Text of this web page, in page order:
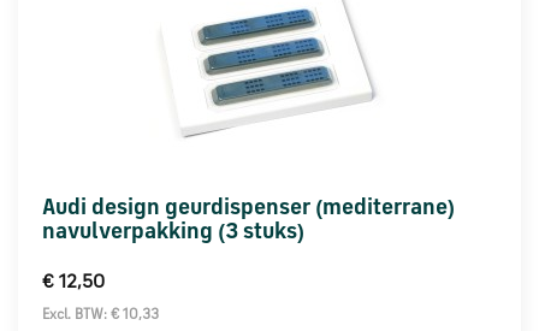
Audi design geurdispenser (mediterrane)
navulverpakking (3 stuks)
€ 12,50
Excl. BTW: € 10,33